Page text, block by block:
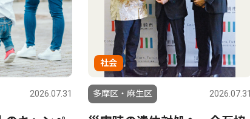
2026.07.31
社会
多摩区・麻生区 2026.07.31